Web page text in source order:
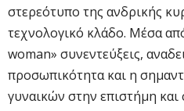
στερεότυπο της ανδρικής
τεχνολογικό κλάδο. Μέσα
woman» συνεντεύξεις,
προσωπικότητα και η
γυναικών στην επιστήμη